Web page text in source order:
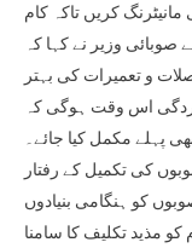
کریں تاکہ کام
صوبائی وزیر نے کہا کہ
و تعمیرات کی بہتر
اس وقت ہوگی کہ
پہلے مکمل کیا جائے۔
کی تکمیل کے رفتار
کو ہنگامی بنیادوں
مذید تکلیف کا سامنا